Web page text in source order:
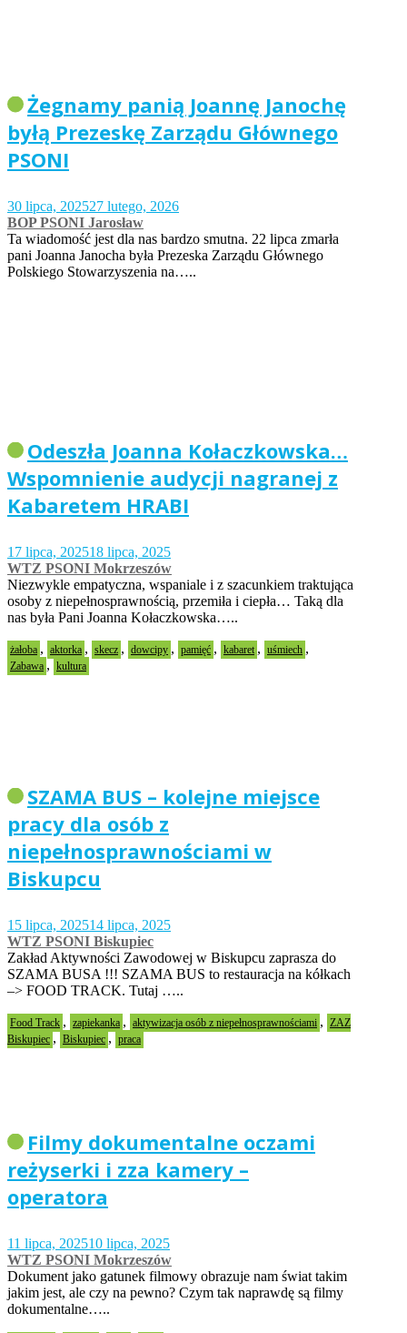
Żegnamy panią Joannę Janochę
byłą Prezeskę Zarządu Głównego
PSONI
30 lipca, 202527 lutego, 2026
BOP PSONI Jarosław
Ta wiadomość jest dla nas bardzo smutna. 22 lipca zmarła
pani Joanna Janocha była Prezeska Zarządu Głównego
Polskiego Stowarzyszenia na…..
Odeszła Joanna Kołaczkowska…
Wspomnienie audycji nagranej z
Kabaretem HRABI
17 lipca, 202518 lipca, 2025
WTZ PSONI Mokrzeszów
Niezwykle empatyczna, wspaniale i z szacunkiem traktująca
osoby z niepełnosprawnością, przemiła i ciepła… Taką dla
nas była Pani Joanna Kołaczkowska…..
żałoba , aktorka , skecz , dowcipy , pamięć , kabaret , uśmiech ,
Zabawa , kultura
SZAMA BUS – kolejne miejsce
pracy dla osób z
niepełnosprawnościami w
Biskupcu
15 lipca, 202514 lipca, 2025
WTZ PSONI Biskupiec
Zakład Aktywności Zawodowej w Biskupcu zaprasza do
SZAMA BUSA !!! SZAMA BUS to restauracja na kółkach
–> FOOD TRACK. Tutaj …..
Food Track , zapiekanka , aktywizacja osób z niepełnosprawnościami ,
ZAZ
Biskupiec , Biskupiec , praca
Filmy dokumentalne oczami
reżyserki i zza kamery –
operatora
11 lipca, 202510 lipca, 2025
WTZ PSONI Mokrzeszów
Dokument jako gatunek filmowy obrazuje nam świat takim
jakim jest, ale czy na pewno? Czym tak naprawdę są filmy
dokumentalne…..